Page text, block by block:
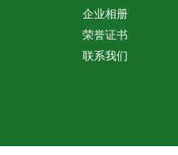
企业相册
荣誉证书
联系我们